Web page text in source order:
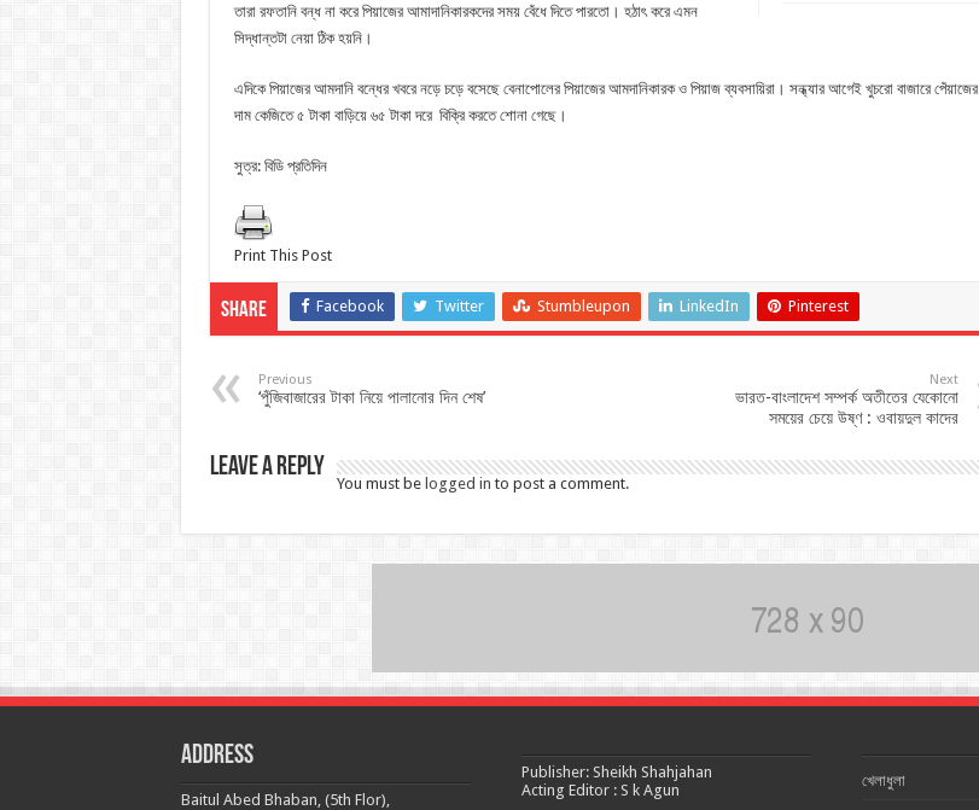
তারা রফতানি বন্ধ না করে পিয়াজের আমাদানিকারকদের সময় বেঁধে দিতে পারতো। হঠাৎ করে এমন
সিদ্ধান্তটা নেয়া ঠিক হয়নি।
এদিকে পিয়াজের আমদানি বন্ধের খবরে নড়ে চড়ে বসেছে বেনাপোলের পিয়াজের আমদানিকারক ও পিয়াজ ব্যবসায়িরা। সন্ধ্যার আগেই খুচরো বাজারে পেঁয়াজের
দাম কেজিতে ৫ টাকা বাড়িয়ে ৬৫ টাকা দরে বিক্রি করতে শোনা গেছে।
সুত্র: বিডি প্রতিদিন
Print This Post
Share Facebook Twitter Stumbleupon LinkedIn Pinterest
Previous
‘পুঁজিবাজারের টাকা নিয়ে পালানোর দিন শেষ’
Next
ভারত-বাংলাদেশ সম্পর্ক অতীতের যেকোনো
সময়ের চেয়ে উষ্ণ : ওবায়দুল কাদের
Leave a Reply
You must be logged in to post a comment.
Address
Baitul Abed Bhaban, (5th Flor),
Publisher: Sheikh Shahjahan
Acting Editor : S k Agun
খেলাধুলা